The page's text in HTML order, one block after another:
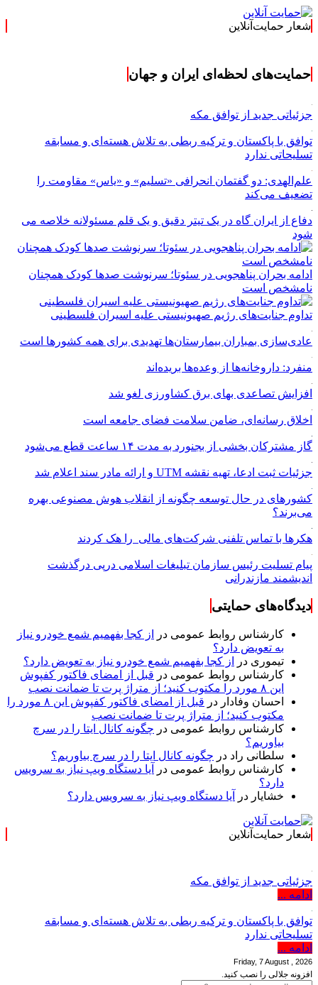
شعار حمایت‌آنلاین
حمایت‌های لحظه‌ای ایران و جهان
جزئیاتی جدید از توافق مکه
توافق با پاکستان و ترکیه ربطی به تلاش هسته‌ای و مسابقه
تسلیحاتی ندارد
علم‌الهدی: دو گفتمان انحرافی «تسلیم» و «یاس» مقاومت را
تضعیف می‌کند
دفاع از ایران گاه در یک تیتر دقیق و یک قلم مسئولانه خلاصه می
شود
ادامه بحران پناهجویی در سئوتا؛ سرنوشت صدها کودک همچنان
نامشخص است
تداوم جنایت‌های رژیم صهیونیستی علیه اسیران فلسطینی
عادی‌سازی بمباران بیمارستان‌ها تهدیدی برای همه کشورها است
منفرد: داروخانه‌ها از وعده‌ها بریده‌اند
افزایش تصاعدی بهای برق کشاورزی لغو شد
اخلاق رسانه‌ای، ضامن سلامت فضای جامعه است
گاز مشترکان بخشی از بجنورد به مدت ۱۴ ساعت قطع می‌شود
جزئیات ثبت ادعا، تهیه نقشه UTM و ارائه مادر سند اعلام شد
کشورهای در حال توسعه چگونه از انقلاب هوش مصنوعی بهره
می‌برند؟
هکرها با تماس تلفنی شرکت‌های مالی را هک کردند
پیام تسلیت رئیس سازمان تبلیغات اسلامی درپی درگذشت
اندیشمند مازندرانی
دیدگاه‌های حمایتی
کارشناس روابط عمومی در
از کجا بفهمیم شمع خودرو نیاز
به تعویض دارد؟
تیموری در
از کجا بفهمیم شمع خودرو نیاز به تعویض دارد؟
کارشناس روابط عمومی در قبل از امضای فاکتور کفپوش
این ۸ مورد را مکتوب کنید؛ از متراژ پرت تا ضمانت نصب
احسان وفادار در
قبل از امضای فاکتور کفپوش این ۸ مورد را
مکتوب کنید؛ از متراژ پرت تا ضمانت نصب
کارشناس روابط عمومی در چگونه کانال ایتا را در سرچ
بیاوریم؟
سلطانی راد در چگونه کانال ایتا را در سرچ بیاوریم؟
کارشناس روابط عمومی در
آیا دستگاه ویپ نیاز به سرویس
دارد؟
خشایار در آیا دستگاه ویپ نیاز به سرویس دارد؟
شعار حمایت‌آنلاین
جزئیاتی جدید از توافق مکه
ادامه ...
توافق با پاکستان و ترکیه ربطی به تلاش هسته‌ای و مسابقه
تسلیحاتی ندارد
ادامه ...
Friday, 7 August , 2026
افزونه جلالی را نصب کنید.